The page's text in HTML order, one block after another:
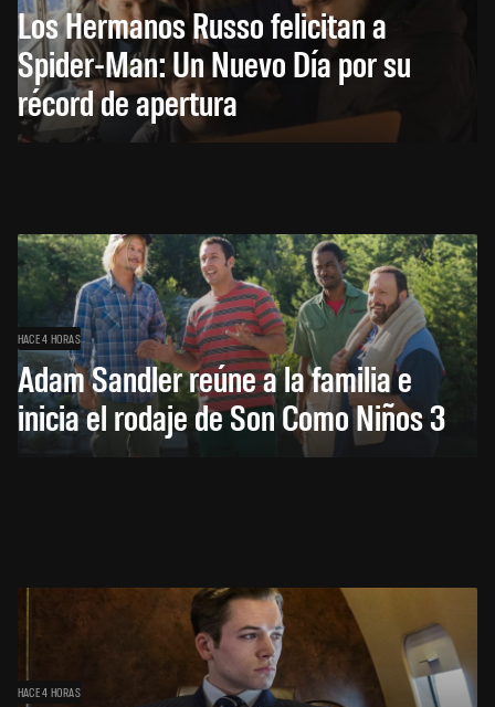
Los Hermanos Russo felicitan a
Spider-Man: Un Nuevo Día por su
récord de apertura
HACE 4 HORAS
Adam Sandler reúne a la familia e
inicia el rodaje de Son Como Niños 3
HACE 4 HORAS